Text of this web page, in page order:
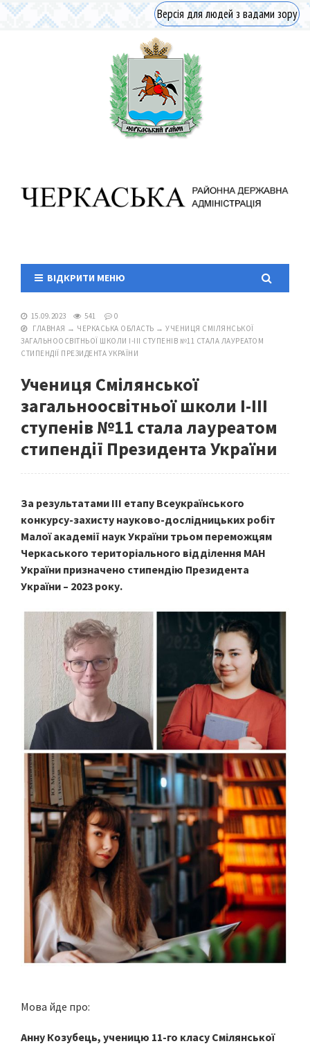
Версія для людей з вадами зору
ВІДКРИТИ МЕНЮ
15.09.2023 541
0
ГЛАВНАЯ → ЧЕРКАСЬКА ОБЛАСТЬ → УЧЕНИЦЯ СМIЛЯНСЬКОЇ
ЗАГАЛЬНООСВІТНЬОЇ ШКОЛИ І-ІІІ СТУПЕНІВ №11 СТАЛА ЛАУРЕАТОМ
СТИПЕНДІЇ ПРЕЗИДЕНТА УКРАЇНИ
Учениця Смiлянської
загальноосвітньої школи І-ІІІ
ступенів №11 стала лауреатом
стипендії Президента України
За результатами ІІІ етапу Всеукраїнського
конкурсу-захисту науково-дослідницьких робіт
Малої академії наук України трьом переможцям
Черкаського територіального відділення МАН
України призначено стипендію Президента
України – 2023 року.
Мова йде про:
Анну Козубець, ученицю 11-го класу Смiлянської